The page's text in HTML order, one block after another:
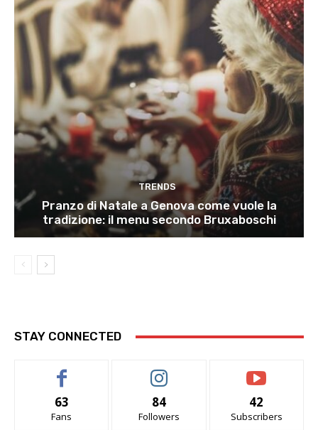
TRENDS
Pranzo di Natale a Genova come vuole la
tradizione: il menu secondo Bruxaboschi
STAY CONNECTED
63
Fans
84
Followers
42
Subscribers